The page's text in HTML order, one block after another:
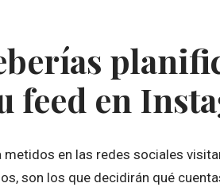
feed en
metidos en las redes sociales
son los que decidirán qué